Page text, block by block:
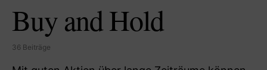
Buy and Hold
36 Beiträge